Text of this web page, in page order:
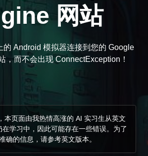
网站
的 Android 模拟器连接到您的 Google
，而不会出现 ConnectException！
本页面由我热情高涨的 AI 实习生从英文
学习中，因此可能存在一些错误。为了
确的信息，请参考英文版本。